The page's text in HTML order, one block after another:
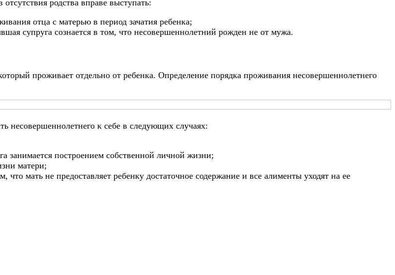
родства вправе выступать:
отца с матерью в период зачатия ребенка;
супруга сознается в том, что несовершеннолетний рожден не от мужа.
проживает отдельно от ребенка. Определение порядка проживания несовершеннолетнего
несовершеннолетнего к себе в следующих случаях:
занимается построением собственной личной жизни;
матери;
что мать не предоставляет ребенку достаточное содержание и все алименты уходят на ее